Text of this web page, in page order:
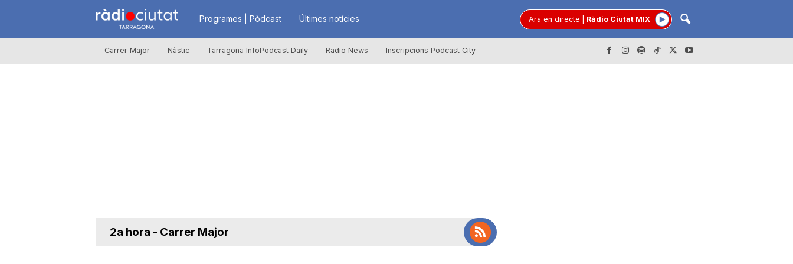
R
à
Programes | Pòdcast Últimes notícies Ara en directe Ràdio Ciutat MIX
Carrer Major Nàstic Tarragona InfoPodcast Daily Radio News Inscripcions Podcast City
2a hora - Carrer Major